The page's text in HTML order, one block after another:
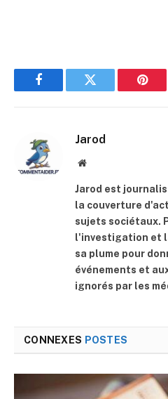
Facebook Twitter
Jarod
Site
Jarod est
la couverture
sujets sociétaux.
l'investigation et
sa plume pour
événements et
ignorés par les
CONNEXES POSTES